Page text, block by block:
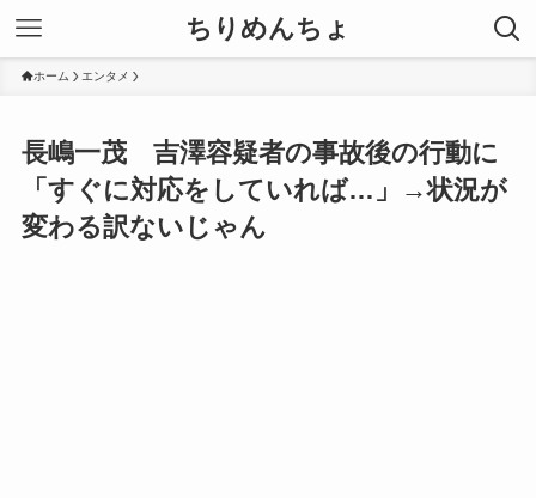
ちりめんちょ
ホーム エンタメ
長嶋一茂 吉澤容疑者の事故後の行動に
「すぐに対応をしていれば…」→状況が
変わる訳ないじゃん